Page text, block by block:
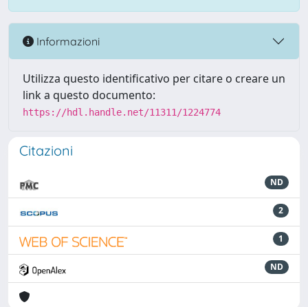
Informazioni
Utilizza questo identificativo per citare o creare un
link a questo documento:
https://hdl.handle.net/11311/1224774
Citazioni
ND
2
1
ND